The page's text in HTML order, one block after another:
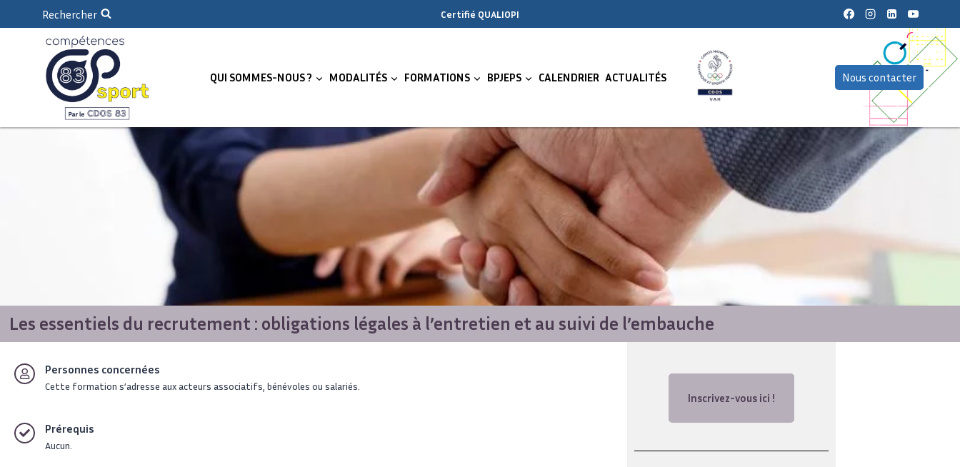
Rechercher Certifié QUALIOPI
QUI SOMMES-NOUS ? MODALITÉS FORMATIONS BPJEPS CALENDRIER ACTUALITÉS Nous contacter
Les essentiels du recrutement : obligations légales à l’entretien et au suivi de l’embauche
Personnes concernées
Cette formation s’adresse aux acteurs associatifs, bénévoles ou salariés.
Prérequis
Aucun.
Inscrivez-vous ici !